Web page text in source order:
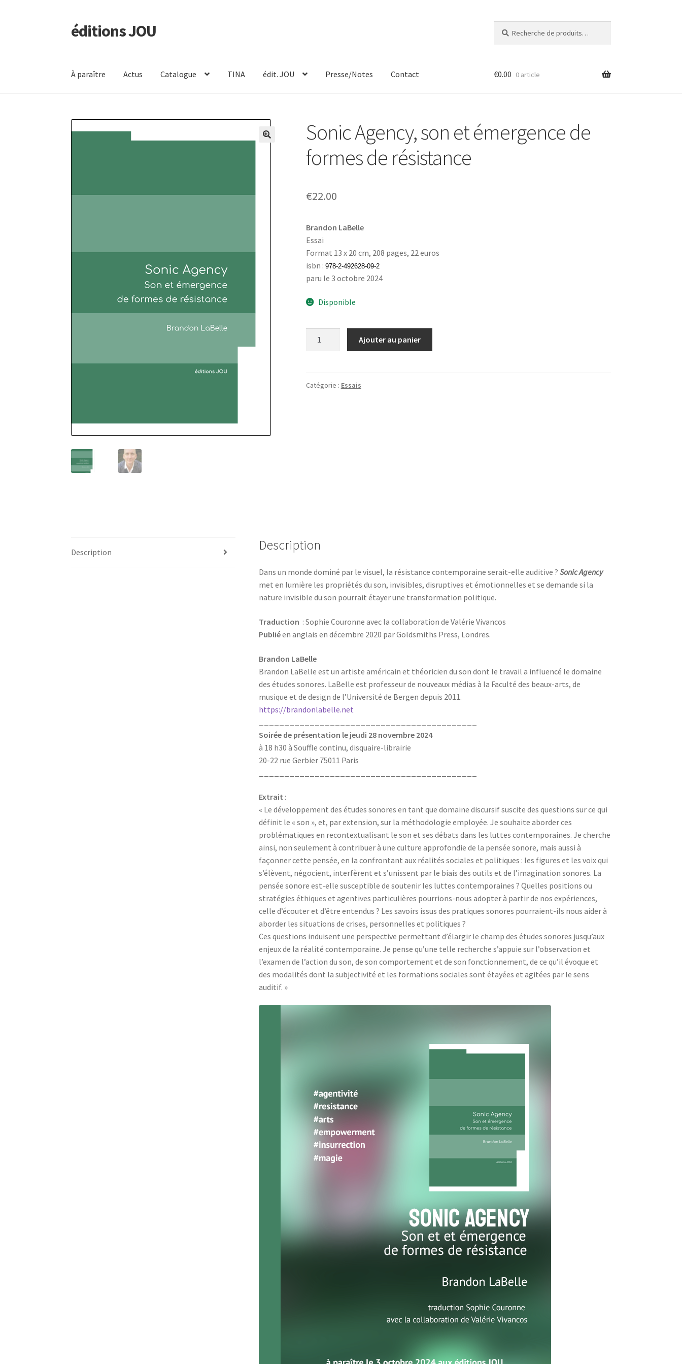
Aller
à
Aller
au
éditions JOU
pour :
À paraître Actus Catalogue TINA édit. JOU Presse/Notes Contact €0.00 0 article
Sonic Agency, son et émergence de
formes de résistance
€22.00
Brandon LaBelle
Essai
Format 13 x 20 cm, 208 pages, 22 euros
isbn : 978-2-492628-09-2
paru le 3 octobre 2024
Disponible
son
Ajouter au panier
Catégorie : Essais
Description Description
Dans un monde dominé par le visuel, la résistance contemporaine serait-elle auditive ?Sonic Agency
met en lumière les propriétés du son, invisibles, disruptives et émotionnelles et se demande si la
nature invisible du son pourrait étayer une transformation politique.
Traduction : Sophie Couronne avec la collaboration de Valérie Vivancos
Publiéen anglais en décembre 2020 par Goldsmiths Press, Londres.
Brandon LaBelle
Brandon LaBelle est un artiste américain et théoricien du son dont le travail a influencé le domaine
des études sonores. LaBelle est professeur de nouveaux médias à la Faculté des beaux-arts, de
musique et de design de l’Université de Bergen depuis 2011.
https://brandonlabelle.net
Soirée de présentation le jeudi 28 novembre 2024
à 18 h30 à Souffle continu, disquaire-librairie
20-22 rue Gerbier 75011 Paris
Extrait :
« Le développement des études sonores en tant que domaine discursif suscite des questions sur ce qui
définit le « son », et, par extension, sur la méthodologie employée. Je souhaite aborder ces
problématiques en recontextualisant le son et ses débats dans les luttes contemporaines. Je cherche
ainsi, non seulement à contribuer à une culture approfondie de la pensée sonore, mais aussi à
façonner cette pensée, en la confrontant aux réalités sociales et politiques : les figures et les voix qui
s’élèvent, négocient, interfèrent et s’unissent par le biais des outils et de l’imagination sonores. La
pensée sonore est-elle susceptible de soutenir les luttes contemporaines ? Quelles positions ou
stratégies éthiques et agentives particulières pourrions-nous adopter à partir de nos expériences,
celle d’écouter et d’être entendus ? Les savoirs issus des pratiques sonores pourraient-ils nous aider à
aborder les situations de crises, personnelles et politiques ?
Ces questions induisent une perspective permettant d’élargir le champ des études sonores jusqu’aux
enjeux de la réalité contemporaine. Je pense qu’une telle recherche s’appuie sur l’observation et
l’examen de l’action du son, de son comportement et de son fonctionnement, de ce qu’il évoque et
des modalités dont la subjectivité et les formations sociales sont étayées et agitées par le sens
auditif. »